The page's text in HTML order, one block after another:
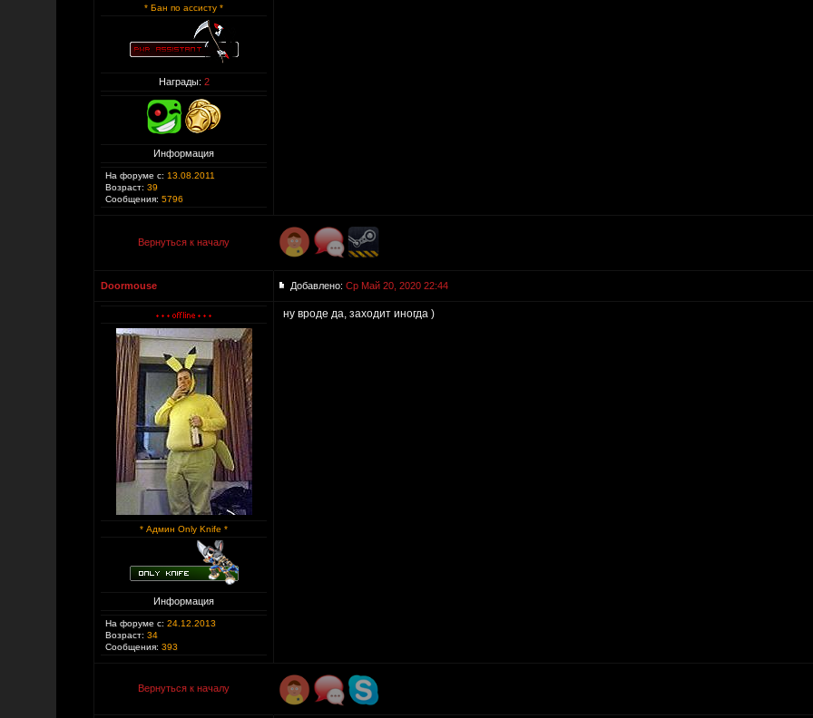
* Бан по ассисту *
Награды: 2
Информация
На форуме с: 13.08.2011
Возраст: 39
Сообщения: 5796
Вернуться к началу
Doormouse Добавлено: Ср Май 20, 2020 22:44
* Админ Only Knife *
Информация
На форуме с: 24.12.2013
Возраст: 34
Сообщения: 393
ну вроде да, заходит иногда )
Вернуться к началу